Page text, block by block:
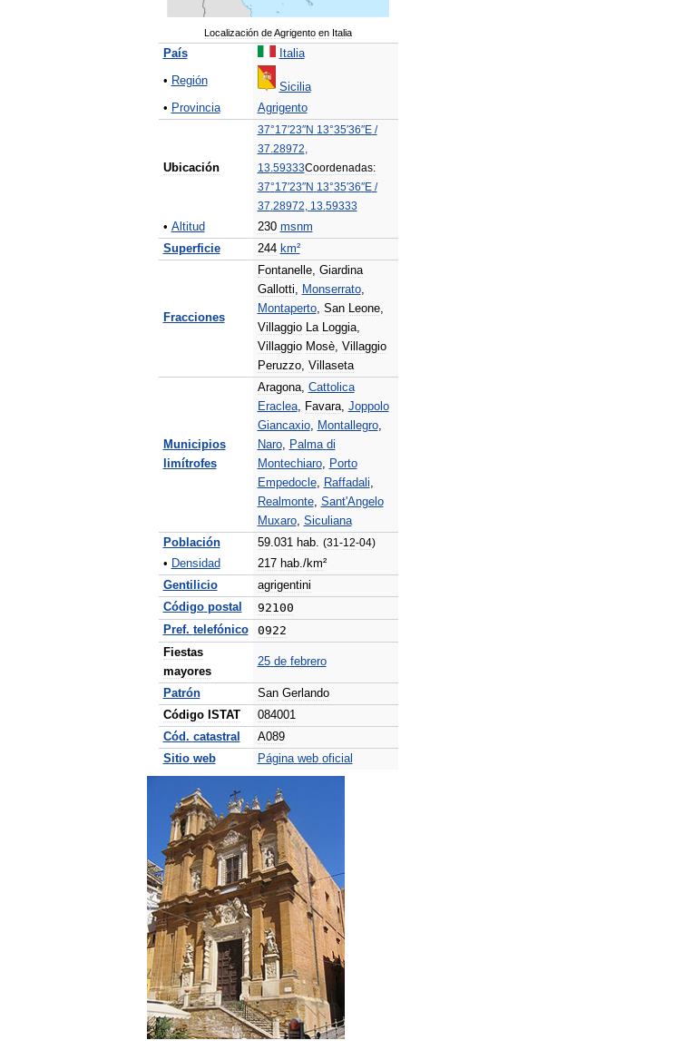
Localización deAgrigento en Italia
País Italia
• Región
Sicilia
• Provincia Agrigento
Ubicación
37°17′23″N 13°35′36″E/
37.28972,
13.59333Coordenadas:
37°17′23″N 13°35′36″E/
37.28972, 13.59333
• Altitud 230 msnm
Superficie
244 km²
Fracciones
Fontanelle, Giardina
Gallotti, Monserrato,
Montaperto, San Leone,
Villaggio La Loggia,
Villaggio Mosè, Villaggio
Peruzzo, Villaseta
Municipios
limítrofes
Aragona, Cattolica
Eraclea, Favara, Joppolo
Giancaxio, Montallegro,
Naro, Palma di
Montechiaro, Porto
Empedocle, Raffadali,
Realmonte, Sant'Angelo
Muxaro, Siculiana
Población
59.031 hab. (31-12-04)
• Densidad 217 hab./km²
Gentilicio
agrigentini
Código postal 92100
Pref. telefónico 0922
Fiestas
mayores
25 de febrero
Patrón San Gerlando
Código
ISTAT
084001
Cód. catastral
A089
Sitio web Página web oficial